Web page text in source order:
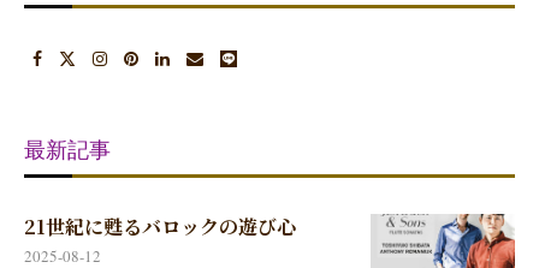
最新記事
21世紀に甦るバロックの遊び心
2025-08-12